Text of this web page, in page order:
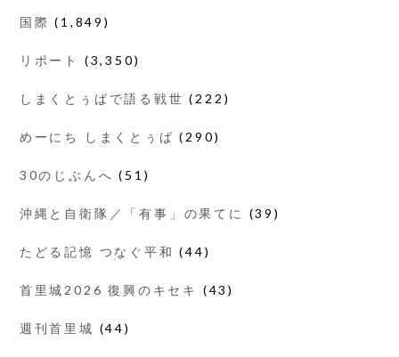
国際 (1,849)
リポート (3,350)
しまくとぅばで語る戦世 (222)
めーにち しまくとぅば (290)
30のじぶんへ (51)
沖縄と自衛隊／「有事」の果てに (39)
たどる記憶 つなぐ平和 (44)
首里城2026 復興のキセキ (43)
週刊首里城 (44)